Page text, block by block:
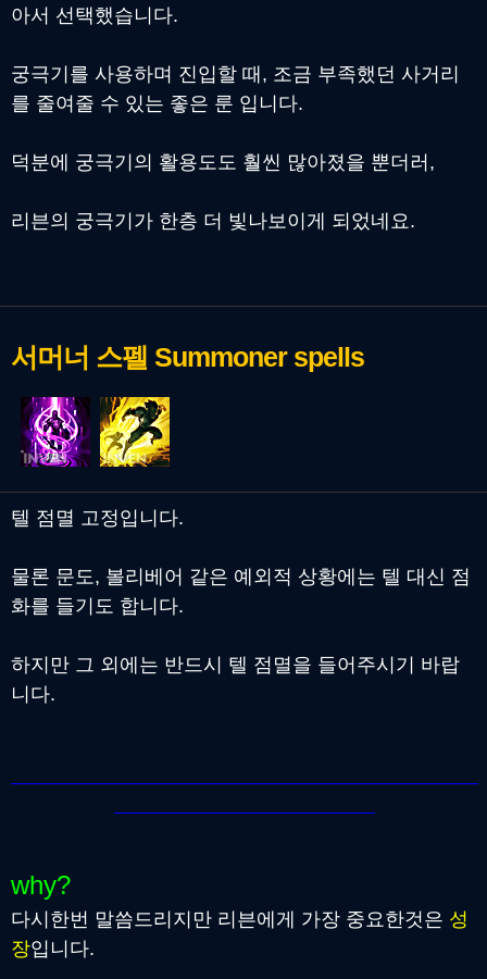
아서 선택했습니다.
궁극기를 사용하며 진입할 때, 조금 부족했던 사거리
를 줄여줄 수 있는 좋은 룬 입니다.
덕분에 궁극기의 활용도도 훨씬 많아졌을 뿐더러,
리븐의 궁극기가 한층 더 빛나보이게 되었네요.
서머너 스펠 Summoner spells
텔 점멸 고정입니다.
물론 문도, 볼리베어 같은 예외적 상황에는 텔 대신 점
화를 들기도 합니다.
하지만 그 외에는 반드시 텔 점멸을 들어주시기 바랍
니다.
why?
다시한번 말씀드리지만 리븐에게 가장 중요한것은 성
장입니다.